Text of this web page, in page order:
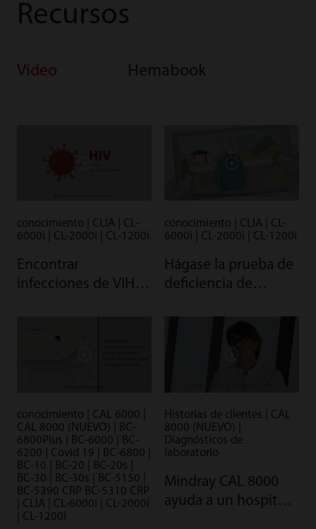
Recursos
Vídeo Hemabook
conocimiento | CLIA | CL-
6000i | CL-2000i | CL-1200i
Encontrar
infecciones de VIH
conocimiento | CLIA | CL-
6000i | CL-2000i | CL-1200i
Hágase la prueba de
deficiencia de
conocimiento | CAL 6000 |
CAL 8000 (NUEVO) | BC-
6800Plus | BC-6000 | BC-
6200 | Covid 19 | BC-6800 |
BC-10 | BC-20 | BC-20s |
BC-30 | BC-30s | BC-5150 |
BC-5390 CRP BC-5310 CRP
| CLIA | CL-6000i | CL-2000i
| CL-1200i
Historias de clientes | CAL
8000 (NUEVO) |
Diagnósticos de
laboratorio
Mindray CAL 8000
ayuda a un hospital